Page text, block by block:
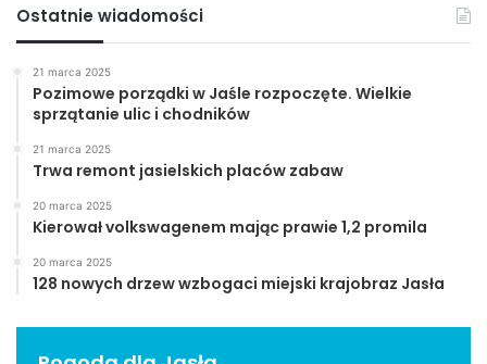
Ostatnie wiadomości
21 marca 2025
Pozimowe porządki w Jaśle rozpoczęte. Wielkie
sprzątanie ulic i chodników
21 marca 2025
Trwa remont jasielskich placów zabaw
20 marca 2025
Kierował volkswagenem mając prawie 1,2 promila
20 marca 2025
128 nowych drzew wzbogaci miejski krajobraz Jasła